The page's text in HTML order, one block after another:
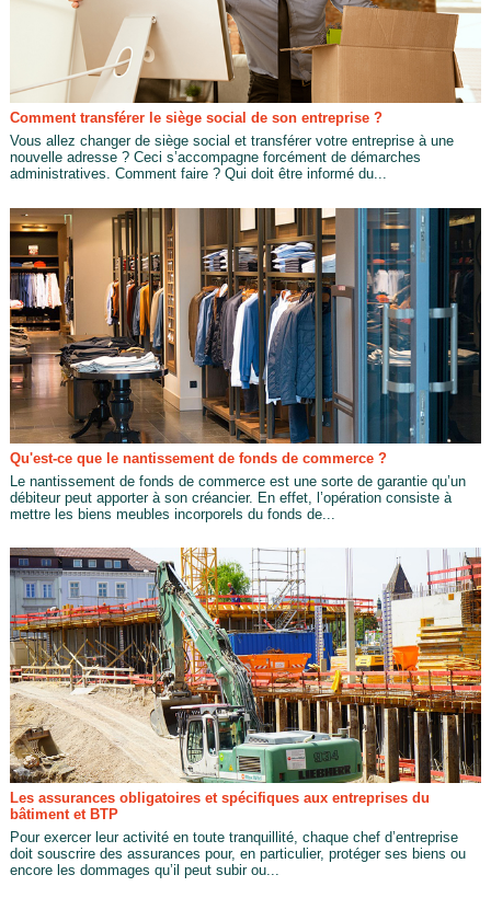
Comment transférer le siège social de son entreprise ?
Vous allez changer de siège social et transférer votre entreprise à une
nouvelle adresse ? Ceci s’accompagne forcément de démarches
administratives. Comment faire ? Qui doit être informé du...
Qu'est-ce que le nantissement de fonds de commerce ?
Le nantissement de fonds de commerce est une sorte de garantie qu’un
débiteur peut apporter à son créancier. En effet, l’opération consiste à
mettre les biens meubles incorporels du fonds de...
Les assurances obligatoires et spécifiques aux entreprises du
bâtiment et BTP
Pour exercer leur activité en toute tranquillité, chaque chef d’entreprise
doit souscrire des assurances pour, en particulier, protéger ses biens ou
encore les dommages qu’il peut subir ou...